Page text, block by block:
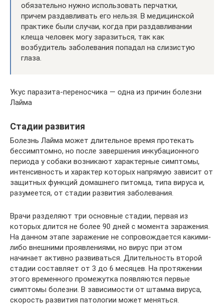
обязательно нужно использовать перчатки,
причем раздавливать его нельзя. В медицинской
практике были случаи, когда при раздавливании
клеща человек могу заразиться, так как
возбудитель заболевания попадал на слизистую
глаза.
Укус паразита-переносчика — одна из причин болезни
Лайма
Стадии развития
Болезнь Лайма может длительное время протекать
бессимптомно, но после завершения инкубационного
периода у собаки возникают характерные симптомы,
интенсивность и характер которых напрямую зависит от
защитных функций домашнего питомца, типа вируса и,
разумеется, от стадии развития заболевания.
Врачи разделяют три основные стадии, первая из
которых длится не более 90 дней с момента заражения.
На данном этапе заражение не сопровождается какими-
либо внешними проявлениями, но вирус при этом
начинает активно развиваться. Длительность второй
стадии составляет от 3 до 6 месяцев. На протяжении
этого временного промежутка появляются первые
симптомы болезни. В зависимости от штамма вируса,
скорость развития патологии может меняться.